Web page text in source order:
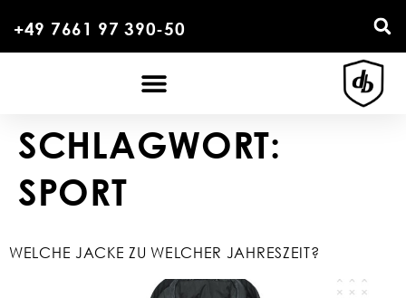
+49 7661 97 390-50
SCHLAGWORT:
SPORT
WELCHE JACKE ZU WELCHER JAHRESZEIT?